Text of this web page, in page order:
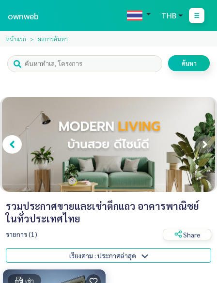
ownweb THB
หน้าแรก ผลการค้นหา
ค้นหา
รวมประกาศขายและเช่าตึกแถว อาคารพาณิชย์
ในทั่วประเทศไทย
รายการ (1) Share
เรียงตาม : ประกาศล่าสุด
เช่า